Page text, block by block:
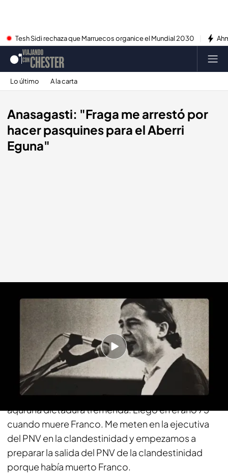
Tesh Sidi rechaza que Marruecos organice el Mundial 2030
Lo último A la carta
Anasagasti: "Fraga me arrestó por
hacer pasquines para el Aberri
Eguna"
Compartir
Anasagasti:La carrera la hice en Venezuela y voy
viendo las diferencias. Venezuela un país libre y
aquí una dictadura tremenda. Llego en el año 75
cuando muere Franco. Me meten en la ejecutiva
del PNV en la clandestinidad y empezamos a
preparar la salida del PNV de la clandestinidad
porque había muerto Franco.